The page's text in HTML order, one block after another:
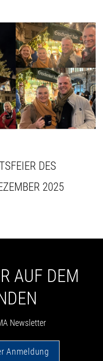
DES
2025
AUF DEM
Newsletter
Anmeldung